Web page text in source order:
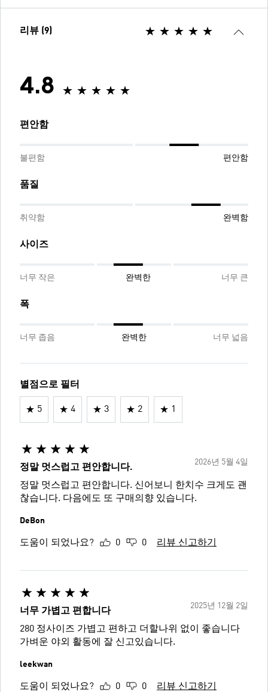
리뷰 (9)
4.8
편안함
불편함 편안함
품질
취약함 완벽함
사이즈
너무 작은 완벽한 너무 큰
폭
너무 좁음 완벽한 너무 넓음
별점으로 필터
5 4 3 2 1
2026년 5월 4일
정말 멋스럽고 편안합니다.
정말 멋스럽고 편안합니다. 신어보니 한치수 크게도 괜
찮습니다. 다음에도 또 구매의향 있습니다.
DeBon
도움이 되었나요? 0 0 리뷰 신고하기
2025년 12월 2일
너무 가볍고 편합니다
280 정사이즈 가볍고 편하고 더할나위 없이 좋습니다
가벼운 야외 활동에 잘 신고있습니다.
leekwan
도움이 되었나요? 0 0 리뷰 신고하기